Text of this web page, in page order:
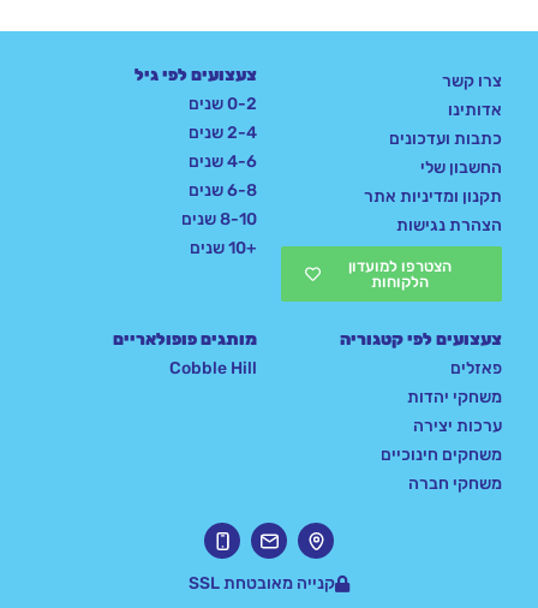
צרו קשר
אדותינו
כתבות ועדכונים
החשבון שלי
תקנון ומדיניות אתר
הצהרת נגישות
הצטרפו למועדון
הלקוחות
צעצועים לפי גיל
0-2 שנים
2-4 שנים
4-6 שנים
6-8 שנים
8-10 שנים
+10 שנים
צעצועים לפי קטגוריה
פאזלים
משחקי יהדות
ערכות יצירה
משחקים חינוכיים
משחקי חברה
מותגים פופולאריים
Cobble Hill
קנייה מאובטחת SSL